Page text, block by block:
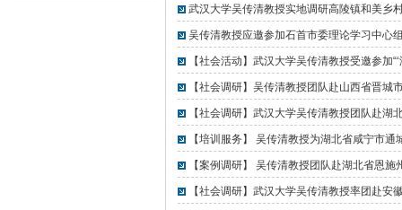
武汉大学吴传清教授实地调研高陵镇和美乡
吴传清教授应邀参加石首市委理论学习中心
【社会活动】武汉大学吴传清教授受邀参加
【社会调研】吴传清教授团队赴山西省晋
【社会调研】武汉大学吴传清教授团队赴
【培训服务】 吴传清教授为湖北省咸宁市
【案例调研】 吴传清教授团队赴湖北省恩
【社会调研】武汉大学吴传清教授率团赴安